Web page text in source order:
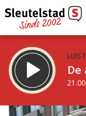
De
STRAKS: